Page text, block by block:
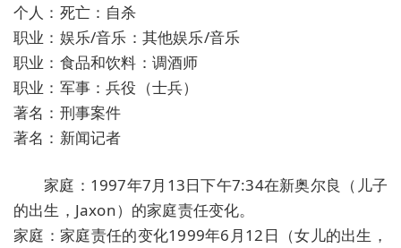
个人：死亡：自杀
职业：娱乐/音乐：其他娱乐/音乐
职业：食品和饮料：调酒师
职业：军事：兵役（士兵）
著名：刑事案件
著名：新闻记者
家庭：1997年7月13日下午7:34在新奥尔良（儿子
的出生，Jaxon）的家庭责任变化。
家庭：家庭责任的变化1999年6月12日（女儿的出生，